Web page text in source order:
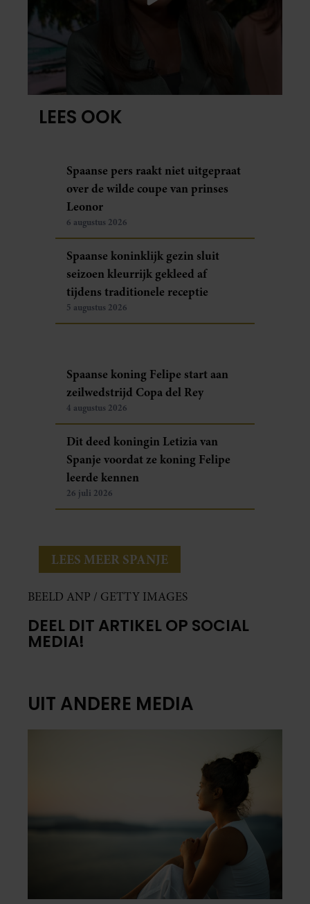
LEES OOK
Spaanse pers raakt niet uitgepraat
over de wilde coupe van prinses
Leonor
6 augustus 2026
Spaanse koninklijk gezin sluit
seizoen kleurrijk gekleed af
tijdens traditionele receptie
5 augustus 2026
Spaanse koning Felipe start aan
zeilwedstrijd Copa del Rey
4 augustus 2026
Dit deed koningin Letizia van
Spanje voordat ze koning Felipe
leerde kennen
26 juli 2026
LEES MEER SPANJE
BEELD ANP / GETTY IMAGES
DEEL DIT ARTIKEL OP SOCIAL
MEDIA!
UIT ANDERE MEDIA